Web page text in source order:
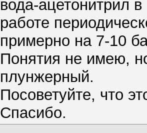
вода-ацетонитрил
работе
примерно на 7-10
Понятия не имею,
плунжерный.
Посоветуйте, что
Спасибо.